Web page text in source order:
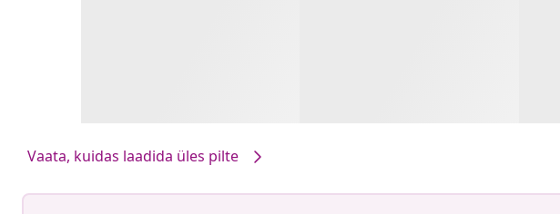
Vaata, kuidas laadida üles pilte